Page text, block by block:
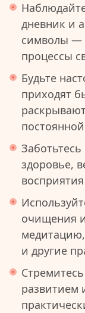
дневник и
символы —
процессы
Будьте
приходят
здоровье,
очищения
и другие
развитием